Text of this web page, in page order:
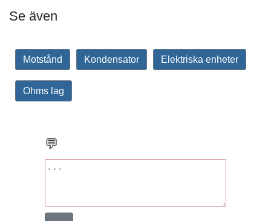
Se även
Motstånd Kondensator Elektriska enheter
Ohms lag
💬